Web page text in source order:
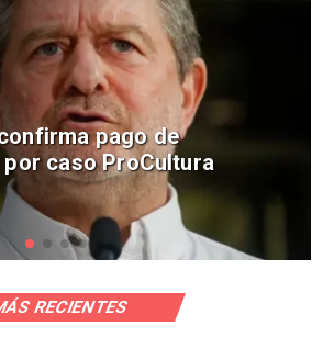
construcción de
Teniente por
RECIENTES